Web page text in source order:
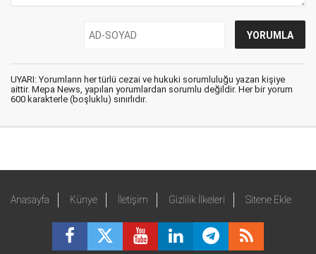
UYARI: Yorumların her türlü cezai ve hukuki sorumluluğu yazan kişiye
aittir. Mepa News, yapılan yorumlardan sorumlu değildir. Her bir yorum
600 karakterle (boşluklu) sınırlıdır.
Anasayfa Künye İletişim Gizlilik İlkeleri Sitene Ekle